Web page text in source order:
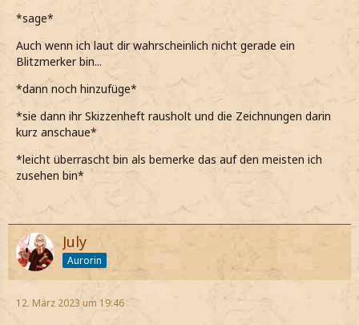
*sage*
Auch wenn ich laut dir wahrscheinlich nicht gerade ein
Blitzmerker bin...
*dann noch hinzufüge*
*sie dann ihr Skizzenheft rausholt und die Zeichnungen darin
kurz anschaue*
*leicht überrascht bin als bemerke das auf den meisten ich
zusehen bin*
July
Aurorin
12. März 2023 um 19:46